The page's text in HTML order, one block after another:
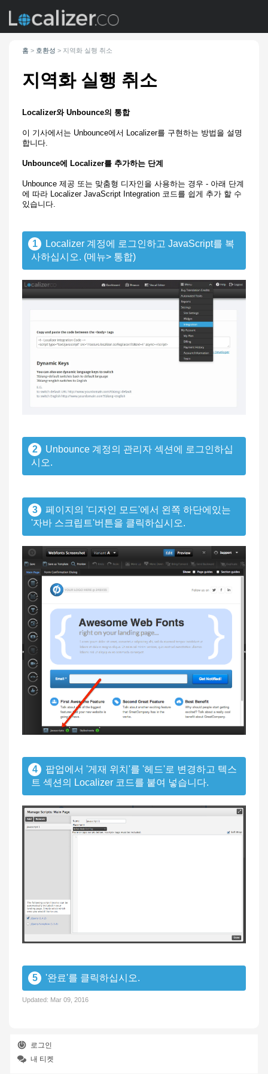
홈 > 호환성 > 지역화 실행 취소
지역화 실행 취소
Localizer와 Unbounce의 통합
이 기사에서는 Unbounce에서 Localizer를 구현하는 방법을 설명
합니다.
Unbounce에 Localizer를 추가하는 단계
Unbounce 제공 또는 맞춤형 디자인을 사용하는 경우 - 아래 단계
에 따라 Localizer JavaScript Integration 코드를 쉽게 추가 할 수
있습니다.
1
Localizer 계정에 로그인하고 JavaScript를 복
사하십시오. (메뉴> 통합)
2
Unbounce 계정의 관리자 섹션에 로그인하십
시오.
3
페이지의 '디자인 모드'에서 왼쪽 하단에있는
'자바 스크립트'버튼을 클릭하십시오.
4
팝업에서 '게재 위치'를 '헤드'로 변경하고 텍스
트 섹션의 Localizer 코드를 붙여 넣습니다.
5 '완료'를 클릭하십시오.
Updated: Mar 09, 2016
로그인
내 티켓